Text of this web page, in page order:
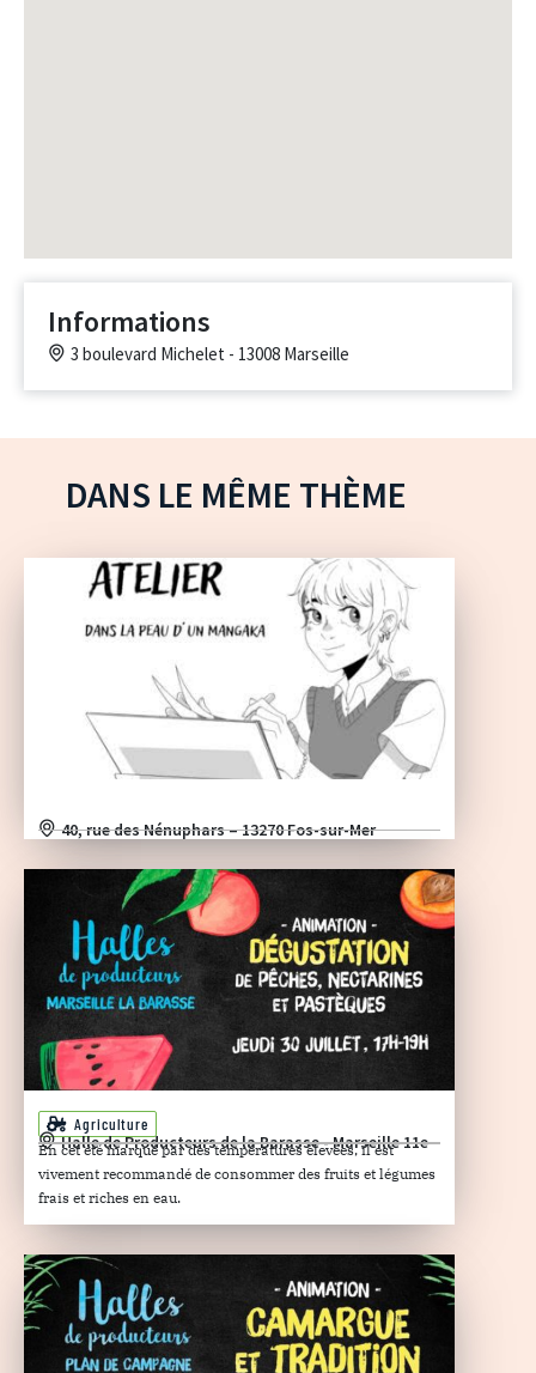
Informations
3 boulevard Michelet - 13008 Marseille
DANS LE MÊME THÈME
40, rue des Nénuphars – 13270 Fos-sur-Mer
Agriculture
Halle de Producteurs de la Barasse - Marseille 11e
En cet été marqué par des températures élevées, il est
vivement recommandé de consommer des fruits et légumes
frais et riches en eau.